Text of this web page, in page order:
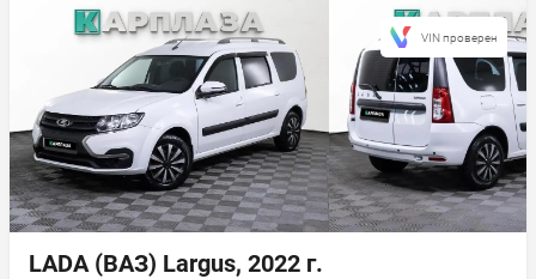
LADA (ВАЗ) Largus, 2022 г.
VIN проверен